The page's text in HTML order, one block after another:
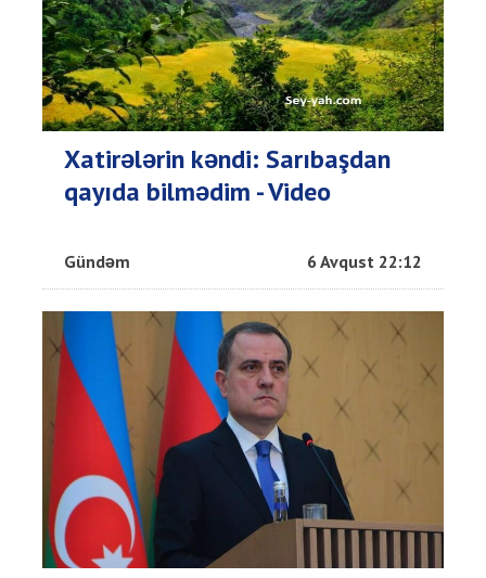
Xatirələrin kəndi: Sarıbaşdan
qayıda bilmədim - Video
Gündəm 6 Avqust 22:12